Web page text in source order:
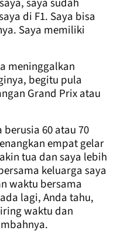
saya sudah
di F1. Saya bisa
Saya memiliki
meninggalkan
begitu pula
Grand Prix atau
60 atau 70
empat gelar
tua dan saya lebih
keluarga saya
waktu bersama
lagi, Anda tahu,
waktu dan